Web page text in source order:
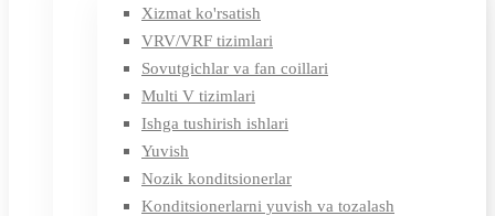
Xizmat ko'rsatish
VRV/VRF tizimlari
Sovutgichlar va fan coillari
Multi V tizimlari
Ishga tushirish ishlari
Yuvish
Nozik konditsionerlar
Konditsionerlarni yuvish va tozalash